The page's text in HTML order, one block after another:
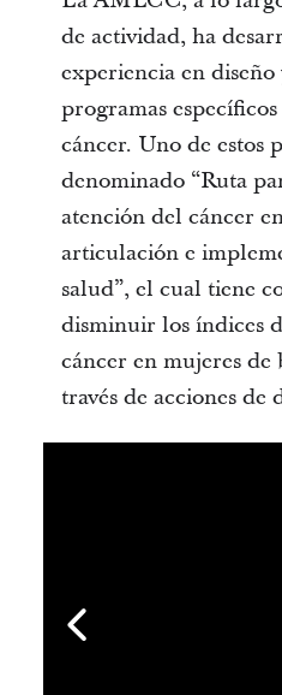
de actividad, ha
experiencia en
programas
cáncer. Uno de estos
denominado “Ruta
atención del cáncer
articulación e
salud”, el cual tiene
disminuir los índices
cáncer en mujeres de
través de acciones de